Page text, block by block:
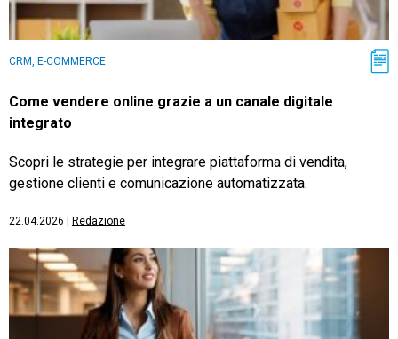
CRM, E-COMMERCE
Come vendere online grazie a un canale digitale
integrato
Scopri le strategie per integrare piattaforma di vendita,
gestione clienti e comunicazione automatizzata.
22.04.2026 Redazione